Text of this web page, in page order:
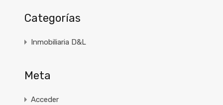
Categorías
Inmobiliaria D&L
Meta
Acceder